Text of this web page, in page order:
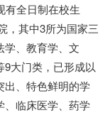
有全日制在校生
，其中3所为国家三
学、教育学、文
大门类，已形成以
出、特色鲜明的学
、临床医学、药学